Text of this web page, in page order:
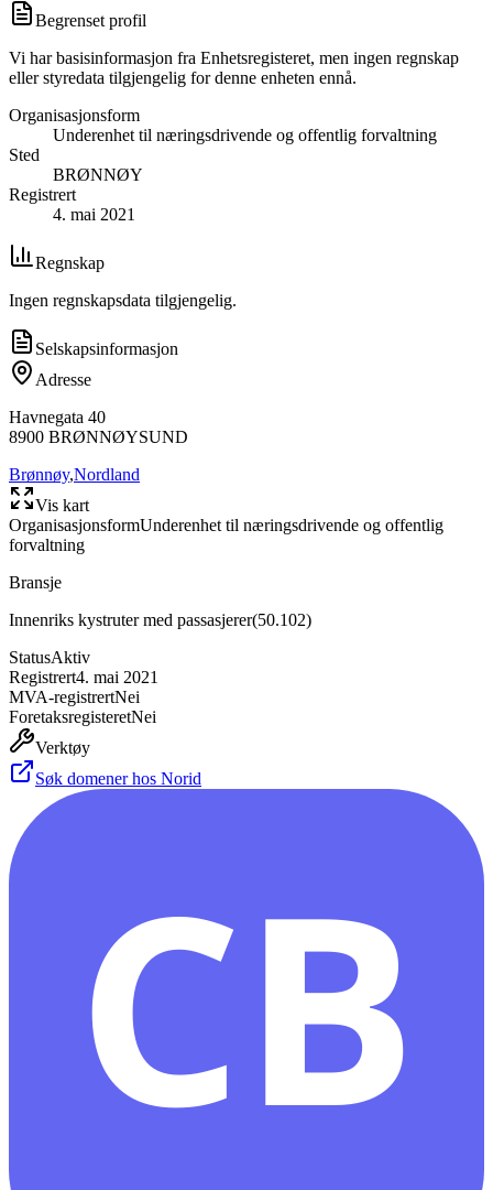
Begrenset profil
Vi har basisinformasjon fra Enhetsregisteret, men ingen regnskap
eller styredata tilgjengelig for denne enheten ennå.
Organisasjonsform
Underenhet til næringsdrivende og offentlig forvaltning
Sted
BRØNNØY
Registrert
4. mai 2021
Regnskap
Ingen regnskapsdata tilgjengelig.
Selskapsinformasjon
Adresse
Havnegata 40
8900 BRØNNØYSUND
Brønnøy,Nordland
Vis kart
OrganisasjonsformUnderenhet til næringsdrivende og offentlig
forvaltning
Bransje
Innenriks kystruter med passasjerer(50.102)
StatusAktiv
Registrert4. mai 2021
MVA-registrertNei
ForetaksregisteretNei
Verktøy
Søk domener hos Norid
CB